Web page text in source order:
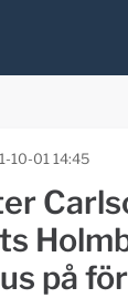
10-01 14:45
på